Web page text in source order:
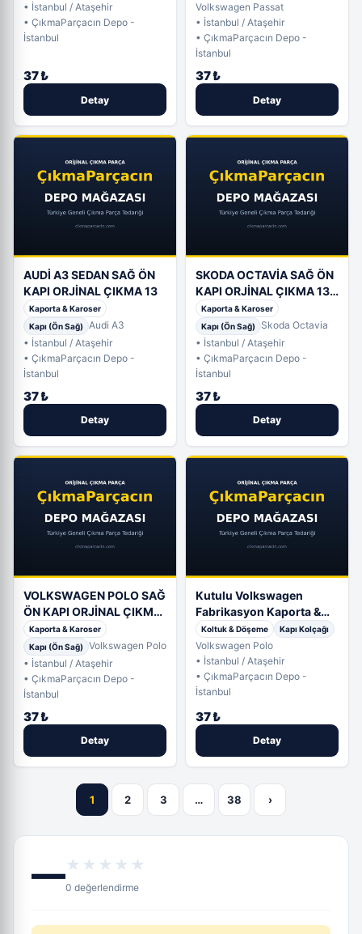
• İstanbul / Ataşehir
• ÇıkmaParçacın Depo -
İstanbul
37 ₺
Detay
Volkswagen Passat
• İstanbul / Ataşehir
• ÇıkmaParçacın Depo -
İstanbul
37 ₺
Detay
AUDİ A3 SEDAN SAĞ ÖN
KAPI ORJİNAL ÇIKMA 13
Kaporta & Karoser
Kapı (Ön Sağ)
Audi A3
• İstanbul / Ataşehir
• ÇıkmaParçacın Depo -
İstanbul
37 ₺
Detay
SKODA OCTAVİA SAĞ ÖN
KAPI ORJİNAL ÇIKMA 13-
19Kaporta & Karoser
Kapı (Ön Sağ)
Skoda Octavia
• İstanbul / Ataşehir
• ÇıkmaParçacın Depo -
İstanbul
37 ₺
Detay
VOLKSWAGEN POLO SAĞ
ÖN KAPI ORJİNAL ÇIKMA
17Kaporta & Karoser
Kapı (Ön Sağ)
Volkswagen Polo
• İstanbul / Ataşehir
• ÇıkmaParçacın Depo -
İstanbul
37 ₺
Detay
Kutulu Volkswagen
Fabrikasyon Kaporta &
Karoser Kapı Ürün Son 3
adet!
Koltuk & Döşeme Kapı Kolçağı
Volkswagen Polo
• İstanbul / Ataşehir
• ÇıkmaParçacın Depo -
İstanbul
37 ₺
Detay
1 2 3 … 38 ›
—★★★★★
0 değerlendirme